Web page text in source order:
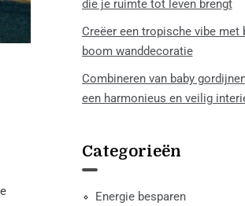
die je ruimte tot leven brengt
Creëer een tropische vibe met
boom wanddecoratie
Combineren van baby
een harmonieus en veilig
Categorieën
Energie besparen